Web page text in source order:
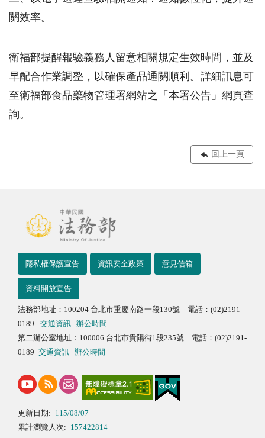
關效率。
衛福部提醒報驗義務人留意相關規定生效時間，並及
早配合作業調整，以確保產品通關順利。詳細訊息可
至衛福部食品藥物管理署網站之「本署公告」網頁查
詢。
回上一頁
隱私權保護宣告 資訊安全政策 意見信箱
資料開放宣告
法務部地址：100204 台北市重慶南路一段130號 電話：(02)2191-
0189
交通資訊
辦公時間
第二辦公室地址：100006 台北市貴陽街1段235號 電話：(02)2191-
0189 交通資訊 辦公時間
更新日期: 115/08/07
累計瀏覽人次: 157422814